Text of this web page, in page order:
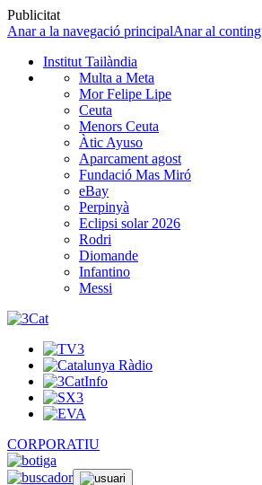
Publicitat
Anar a la navegació principalAnar al
Institut Tailàndia
Multa a Meta
Mor Felipe Lipe
Ceuta
Menors Ceuta
Àtic Ayuso
Aparcament agost
Fundació Mas Miró
eBay
Perpinyà
Eclipsi solar 2026
Rodri
Diomande
Infantino
Messi
CORPORATIU